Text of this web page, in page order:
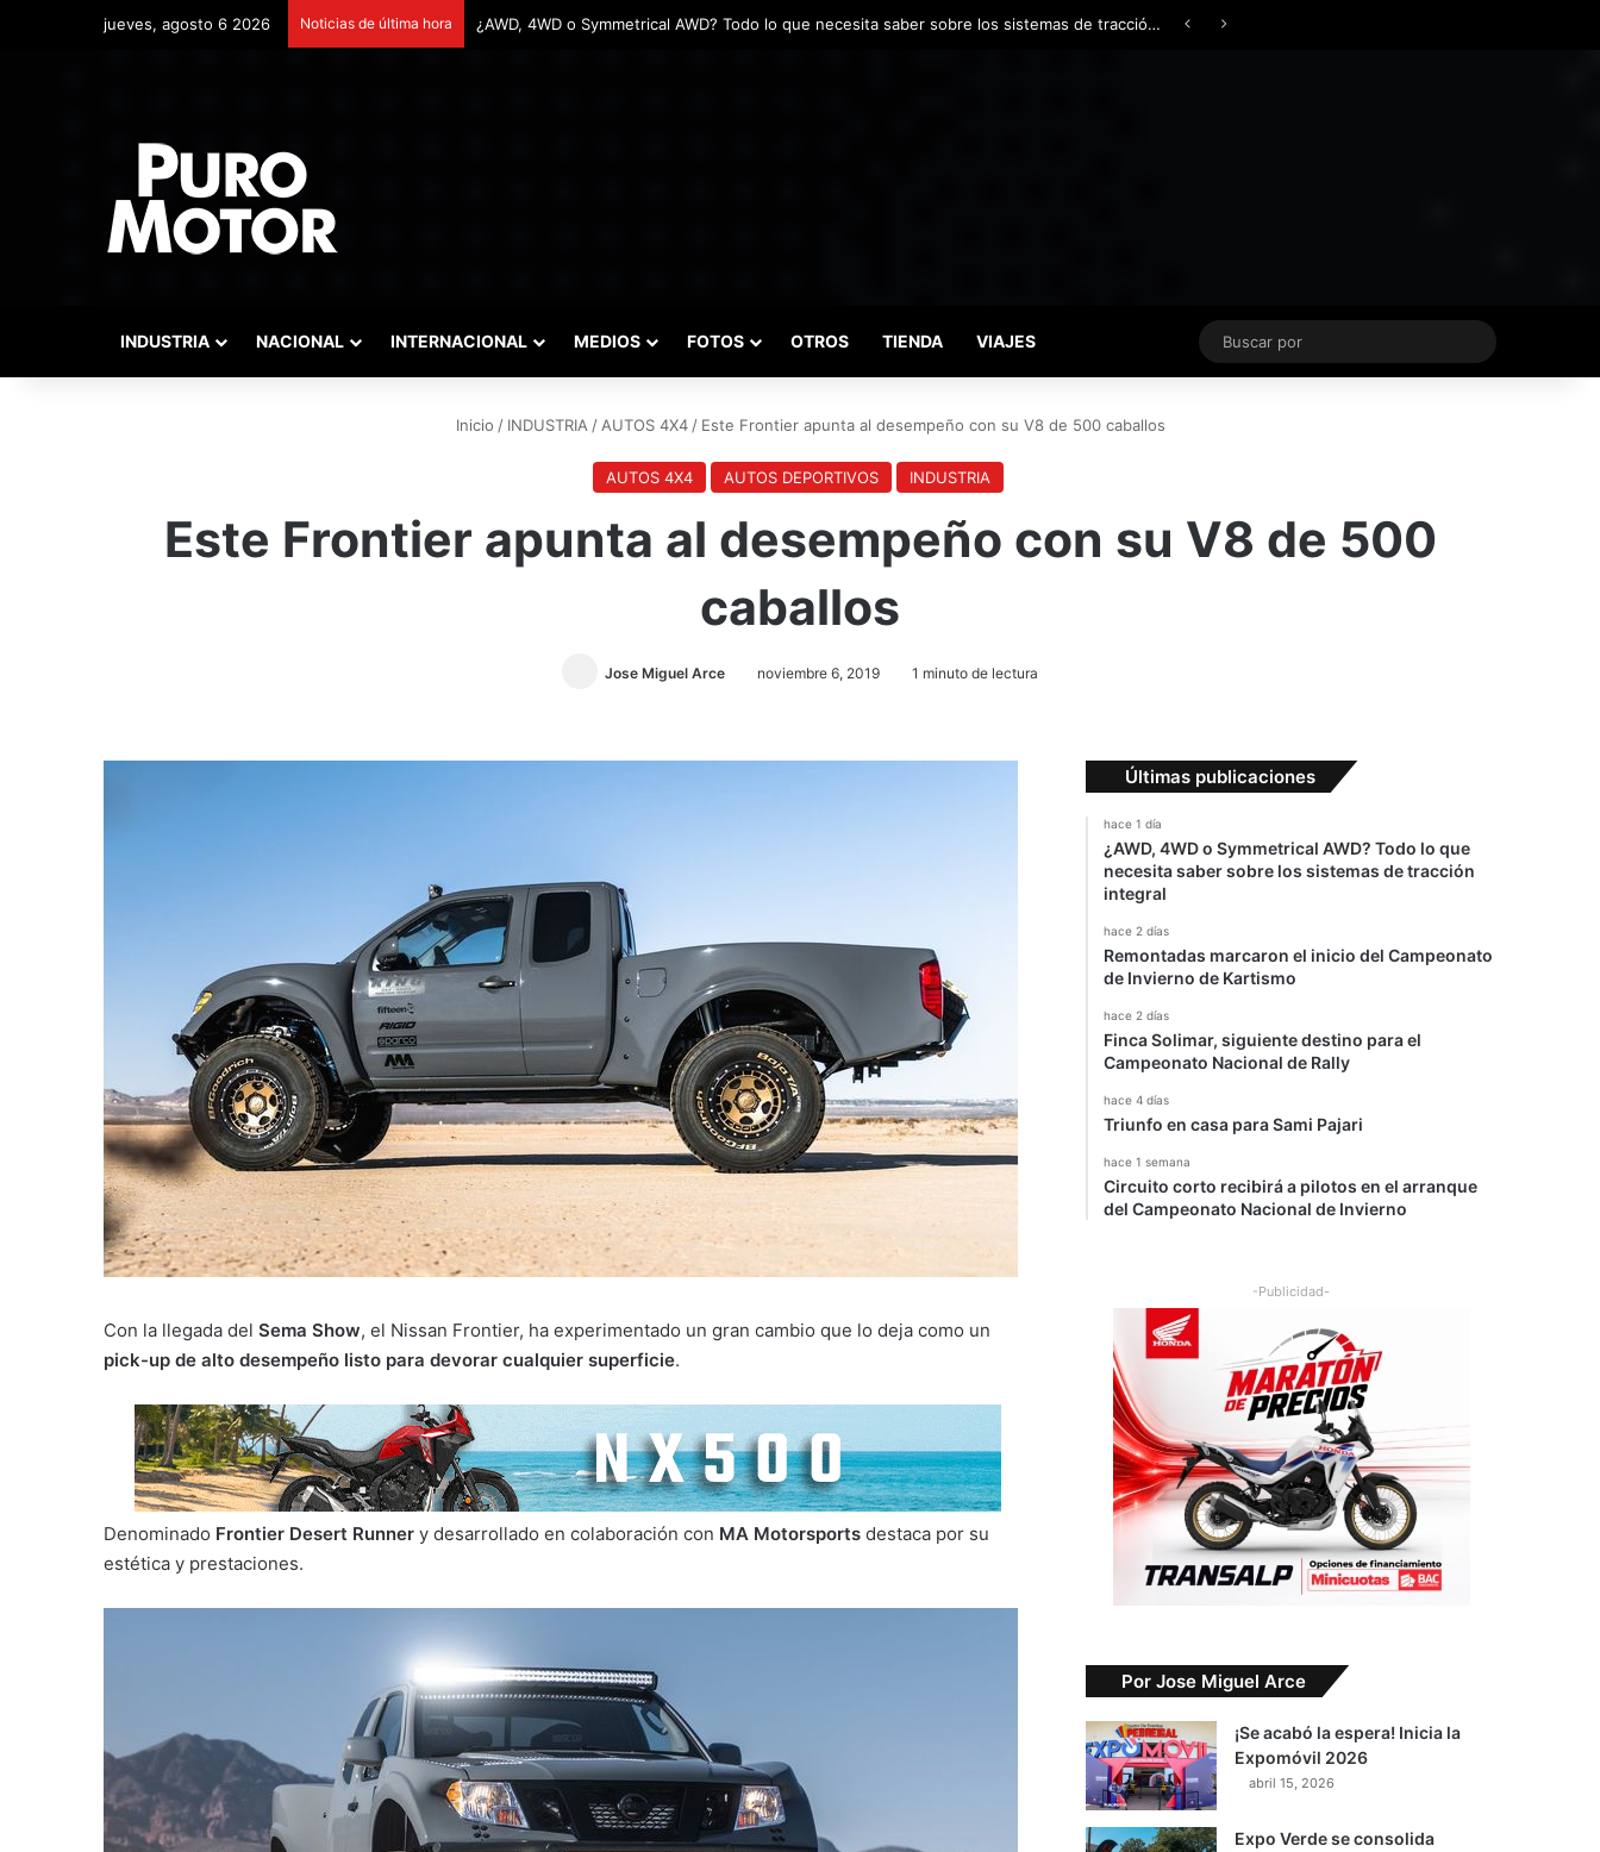
jueves, agosto 6 2026 Noticias de última hora Remontadas marcaron el inicio del Campeonato de Invierno de Kartismo
INDUSTRIA NACIONAL INTERNACIONAL MEDIOS FOTOS OTROS TIENDA VIAJES
Buscar
por
Inicio / INDUSTRIA / AUTOS 4X4 / Este Frontier apunta al desempeño con su V8 de 500 caballos
AUTOS 4X4 AUTOS DEPORTIVOS INDUSTRIA
Este Frontier apunta al desempeño con su V8 de 500
caballos
Jose Miguel Arce noviembre 6, 2019 1 minuto de lectura
Con la llegada del Sema Show, el Nissan Frontier, ha experimentado un gran cambio que lo deja como un
pick-up de alto desempeño listo para devorar cualquier superficie.
Denominado Frontier Desert Runner y desarrollado en colaboración con MA Motorsports destaca por su
estética y prestaciones.
Últimas publicaciones
hace 1 día
¿AWD, 4WD o Symmetrical AWD? Todo lo que
necesita saber sobre los sistemas de tracción
integral
hace 2 días
Remontadas marcaron el inicio del Campeonato
de Invierno de Kartismo
hace 2 días
Finca Solimar, siguiente destino para el
Campeonato Nacional de Rally
hace 4 días
Triunfo en casa para Sami Pajari
hace 1 semana
Circuito corto recibirá a pilotos en el arranque
del Campeonato Nacional de Invierno
-Publicidad-
Por Jose Miguel Arce
¡Se acabó la espera! Inicia la
Expomóvil 2026
abril 15, 2026
Expo Verde se consolida